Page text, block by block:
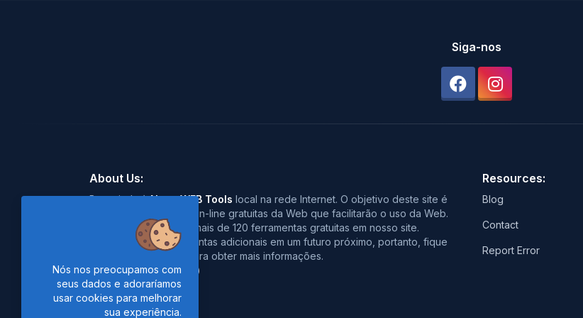
Siga-nos
About Us:
Bem vindo àNano WEB Tools local na rede Internet. O objetivo deste site é
oferecer ferramentas on-line gratuitas da Web que facilitarão o uso da Web.
Você pode descobrir mais de 120 ferramentas gratuitas em nosso site.
Adicionaremos ferramentas adicionais em um futuro próximo, portanto, fique
atento ao nosso site para obter mais informações.
Obrigado pela visita :)
Resources:
Blog
Contact
Report Error
Nós nos preocupamos com
seus dados e adoraríamos
usar cookies para melhorar
sua experiência.